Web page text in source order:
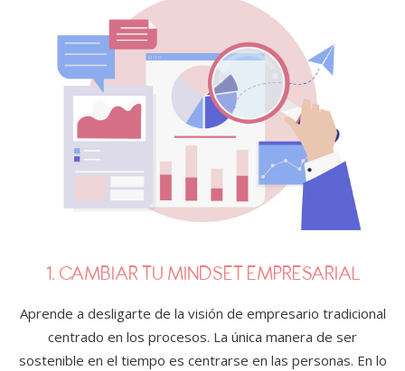
1. CAMBIAR TU MINDSET EMPRESARIAL
Aprende a desligarte de la visión de empresario tradicional
centrado en los procesos. La única manera de ser
sostenible en el tiempo es centrarse en las personas. En lo